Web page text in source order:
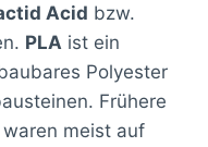
Acid bzw.
PLA ist ein
Polyester
Frühere
meist auf